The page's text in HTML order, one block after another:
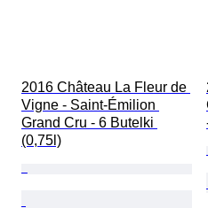
2016 Château La Fleur de
Vigne - Saint-Émilion
Grand Cru - 6 Butelki
(0,75l)